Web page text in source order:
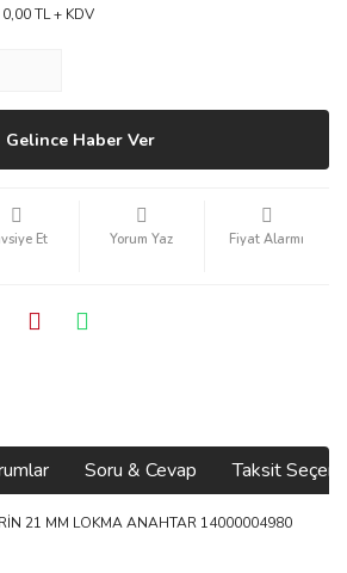
0,00 TL + KDV
Gelince Haber Ver
Et Yorum Yaz Fiyat Alarmı
Soru & Cevap Taksit
21 MM LOKMA ANAHTAR 14000004980